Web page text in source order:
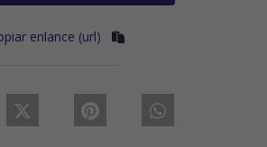
enlance (url)